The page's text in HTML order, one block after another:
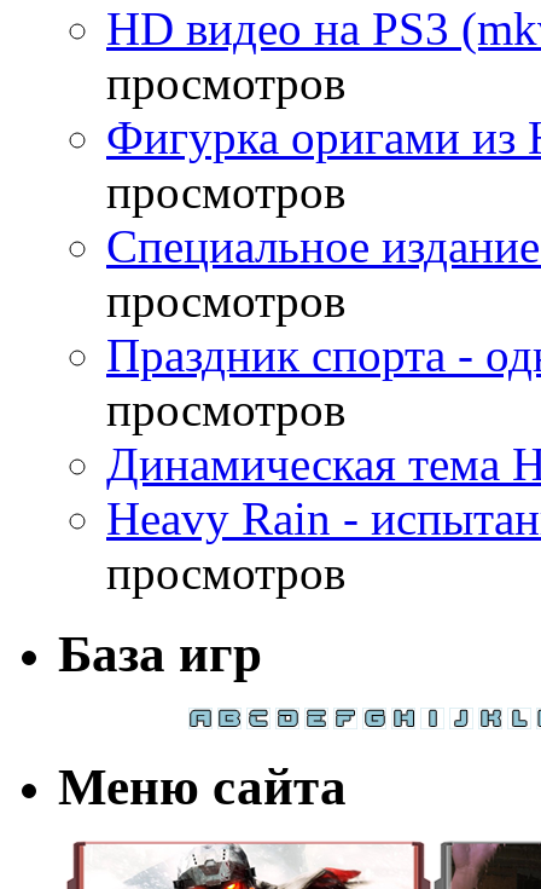
HD видео на PS3
просмотров
Фигурка оригами из
просмотров
Специальное
просмотров
Праздник спорта -
просмотров
Динамическая тема
Heavy Rain -
просмотров
База игр
Меню сайта